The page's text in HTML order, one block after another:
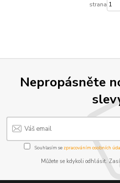
strana
Nepropásněte
Souhlasím se zpracováním osobních
Můžete se kdykoli odhlásit.